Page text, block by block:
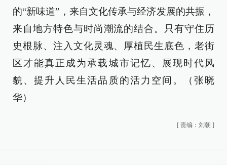
的“新味道”，来自文化传承与经济发展的共振，
来自地方特色与时尚潮流的结合。只有守住历
史根脉、注入文化灵魂、厚植民生底色，老街
区才能真正成为承载城市记忆、展现时代风
貌、提升人民生活品质的活力空间。（张晓
华）
[ 责编：刘朝 ]